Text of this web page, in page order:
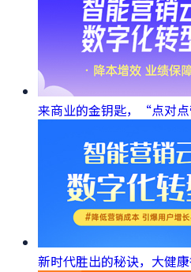
来商业的金钥匙，“点对
新时代胜出的秘诀，大健康